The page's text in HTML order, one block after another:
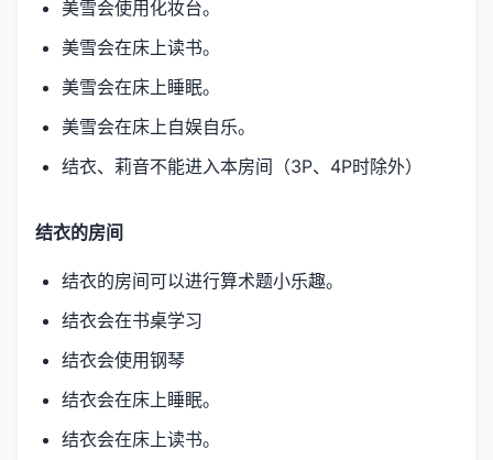
美雪会使用化妆台。
美雪会在床上读书。
美雪会在床上睡眠。
美雪会在床上自娱自乐。
结衣、莉音不能进入本房间（3P、4P时除外）
结衣的房间
结衣的房间可以进行算术题小乐趣。
结衣会在书桌学习
结衣会使用钢琴
结衣会在床上睡眠。
结衣会在床上读书。